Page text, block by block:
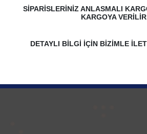
SİPARİSLERİNİZ ANLASMALI
KARGOYA
DETAYLI BİLGİ İÇİN BİZİMLE